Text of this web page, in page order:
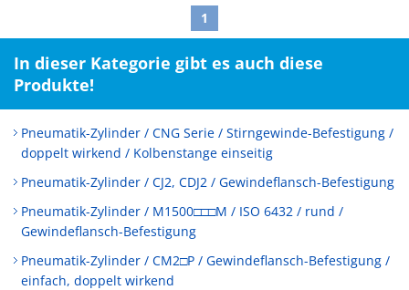
1
In dieser Kategorie gibt es auch diese
Produkte!
Pneumatik-Zylinder / CNG Serie / Stirngewinde-Befestigung /
doppelt wirkend / Kolbenstange einseitig
Pneumatik-Zylinder / CJ2, CDJ2 / Gewindeflansch-Befestigung
Pneumatik-Zylinder / M1500□□□M / ISO 6432 / rund /
Gewindeflansch-Befestigung
Pneumatik-Zylinder / CM2□P / Gewindeflansch-Befestigung /
einfach, doppelt wirkend